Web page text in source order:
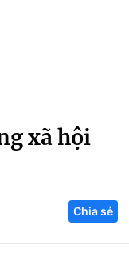
Infographic
Công nghệ
xã hội
Chia sẻ